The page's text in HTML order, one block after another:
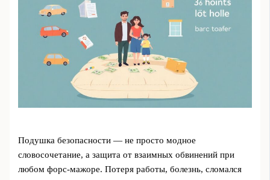
Подушка безопасности — не просто модное
словосочетание, а защита от взаимных обвинений при
любом форс-мажоре. Потеря работы, болезнь, сломался